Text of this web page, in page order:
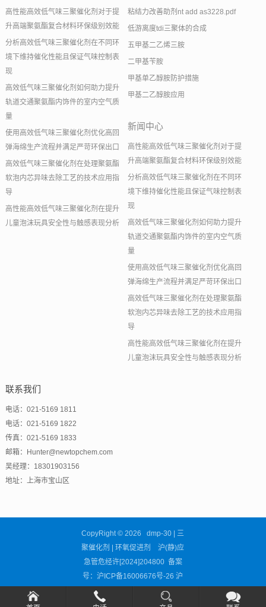
高性能高效低气味三聚催化剂对于提
升高端聚氨酯复合材料环保级别效能
分析高效低气味三聚催化剂在不同环
境下维持催化性能且保证气味控制表
现
高效低气味三聚催化剂如何助力提升
轨道交通聚氨酯内饰件的室内空气质
量
使用高效低气味三聚催化剂优化高回
弹海绵生产流程并满足严苛环保出口
高效低气味三聚催化剂在处理聚氨酯
软泡内芯异味去除工艺的技术应用指
导
高性能高效低气味三聚催化剂在提升
儿童泡沫玩具安全性与触感表现分析
粘结力改善助剂nt add as3228.pdf
低游离度tdi三聚体的合成
五甲基二乙烯三胺
二甲基苄胺
甲基单乙醇胺防护措施
甲基二乙醇胺应用
新闻中心
高性能高效低气味三聚催化剂对于提
升高端聚氨酯复合材料环保级别效能
分析高效低气味三聚催化剂在不同环
境下维持催化性能且保证气味控制表
现
高效低气味三聚催化剂如何助力提升
轨道交通聚氨酯内饰件的室内空气质
量
使用高效低气味三聚催化剂优化高回
弹海绵生产流程并满足严苛环保出口
高效低气味三聚催化剂在处理聚氨酯
软泡内芯异味去除工艺的技术应用指
导
高性能高效低气味三聚催化剂在提升
儿童泡沫玩具安全性与触感表现分析
联系我们
电话：021-5169 1811
电话：021-5169 1822
传真：021-5169 1833
邮箱：Hunter@newtopchem.com
吴经理：18301903156
地址：上海市宝山区
CopyRight © 2026 dmp-30 | 三
聚催化剂 | 环氧促进剂 沪(静)应
急管危经许[2024]204800 备案
号：沪ICP备16006676号-26 沪
公网安备31011302002681号